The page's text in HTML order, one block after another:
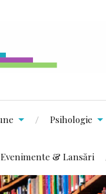
Psihologie
Evenimente & Lansări